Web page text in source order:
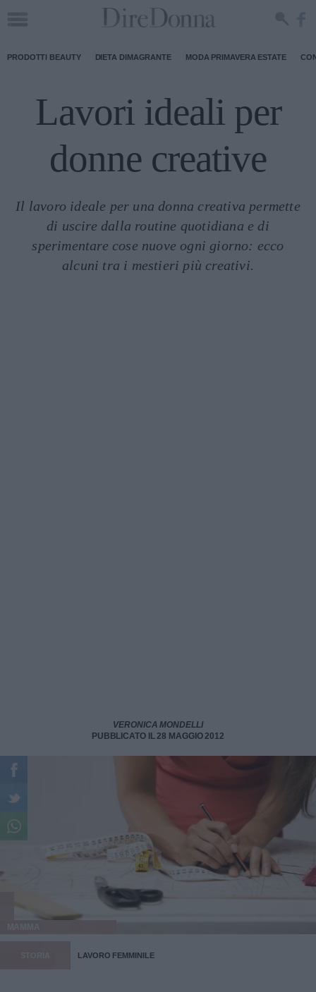
PRODOTTI BEAUTY DIETA DIMAGRANTE MODA PRIMAVERA ESTATE
Lavori ideali per
donne creative
Il lavoro ideale per una donna creativa permette
di uscire dalla routine quotidiana e di
sperimentare cose nuove ogni giorno: ecco
alcuni tra i mestieri più creativi.
VERONICA MONDELLI
PUBBLICATO IL 28 MAGGIO 2012
LAVORO FEMMINILE